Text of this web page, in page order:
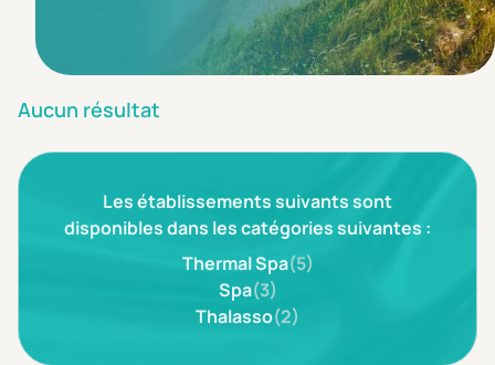
5 étoiles *****
(0)
Note de nos clients
D'après notre partenaire Avis-Vérifiés
Aucun résultat
Les établissements suivants sont
disponibles dans les catégories suivantes :
Thermal Spa(5)
Spa(3)
Thalasso(2)